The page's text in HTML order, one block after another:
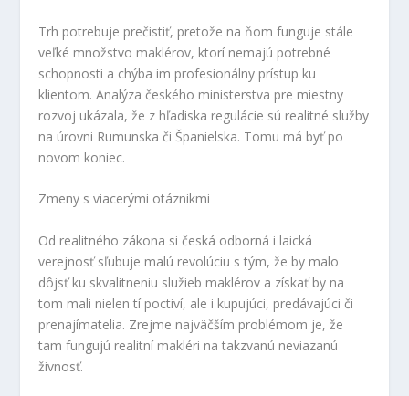
Trh potrebuje prečistiť, pretože na ňom funguje stále
veľké množstvo maklérov, ktorí nemajú potrebné
schopnosti a chýba im profesionálny prístup ku
klientom. Analýza českého ministerstva pre miestny
rozvoj ukázala, že z hľadiska regulácie sú realitné služby
na úrovni Rumunska či Španielska. Tomu má byť po
novom koniec.
Zmeny s viacerými otáznikmi
Od realitného zákona si česká odborná i laická
verejnosť sľubuje malú revolúciu s tým, že by malo
dôjsť ku skvalitneniu služieb maklérov a získať by na
tom mali nielen tí poctiví, ale i kupujúci, predávajúci či
prenajímatelia. Zrejme najväčším problémom je, že
tam fungujú realitní makléri na takzvanú neviazanú
živnosť.